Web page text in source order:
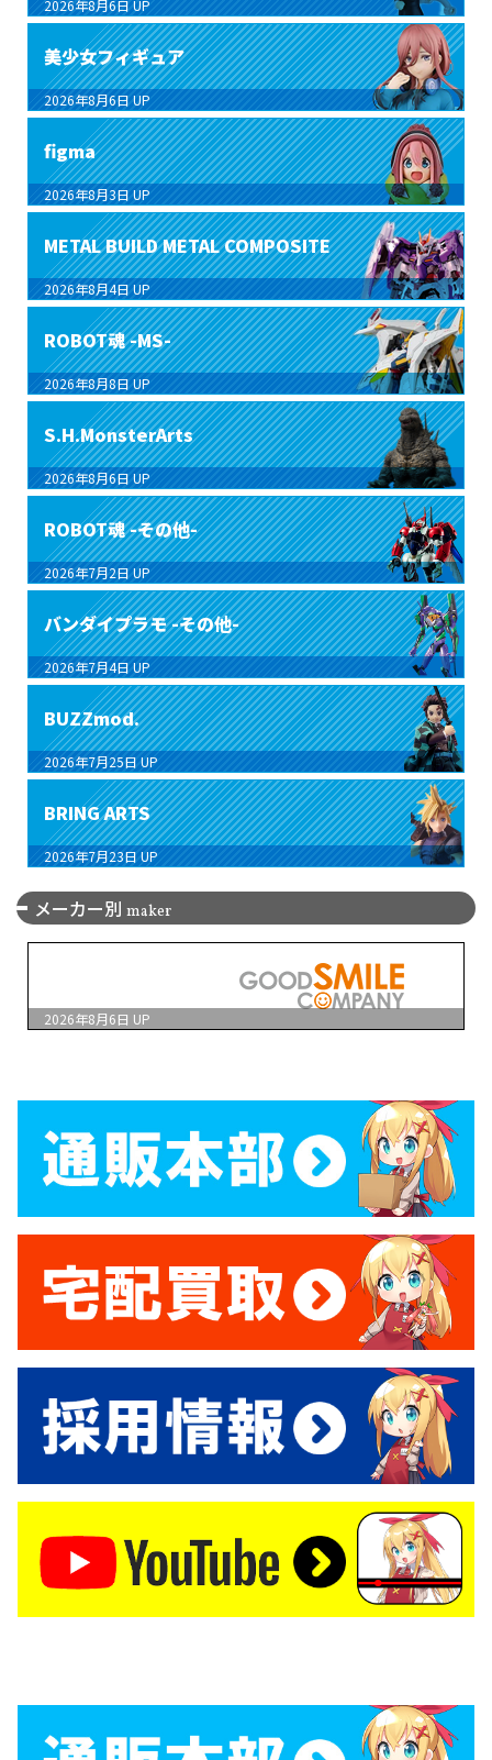
2026年8月6日 UP
美少女フィギュア
2026年8月6日 UP
figma
2026年8月3日 UP
METAL BUILD METAL COMPOSITE
2026年8月4日 UP
ROBOT魂 -MS-
2026年8月8日 UP
S.H.MonsterArts
2026年8月6日 UP
ROBOT魂 -その他-
2026年7月2日 UP
バンダイプラモ -その他-
2026年7月4日 UP
BUZZmod.
2026年7月25日 UP
BRING ARTS
2026年7月23日 UP
メーカー別 maker
2026年8月6日 UP